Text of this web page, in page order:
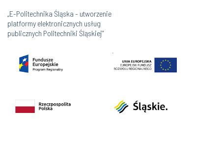
„E-Politechnika Śląska - utworzenie
platformy elektronicznych usług
publicznych Politechniki Śląskiej”